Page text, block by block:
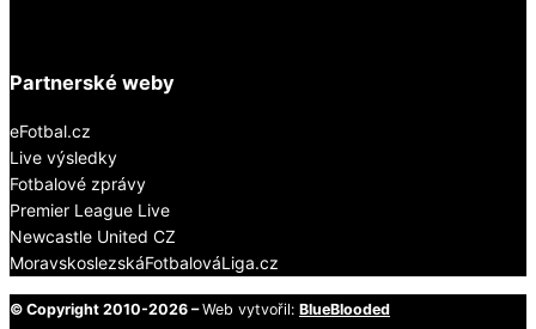
Partnerské weby
eFotbal.cz
Live výsledky
Fotbalové zprávy
Premier League Live
Newcastle United CZ
MoravskoslezskáFotbalováLiga.cz
© Copyright 2010-2026 – Web vytvořil: BlueBlooded